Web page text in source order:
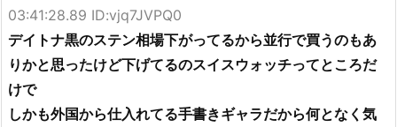
03:41:28.89 ID:vjq7JVPQ0
デイトナ黒のステン相場下がってるから並行で買うのもあ
りかと思ったけど下げてるのスイスウォッチってところだ
けで
しかも外国から仕入れてる手書きギャラだから何となく気